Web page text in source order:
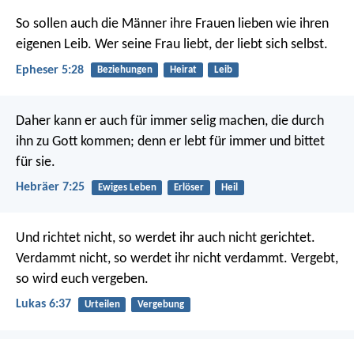
So sollen auch die Männer ihre Frauen lieben wie ihren
eigenen Leib. Wer seine Frau liebt, der liebt sich selbst.
Epheser 5:28 Beziehungen Heirat Leib
Daher kann er auch für immer selig machen, die durch
ihn zu Gott kommen; denn er lebt für immer und bittet
für sie.
Hebräer 7:25 Ewiges Leben Erlöser Heil
Und richtet nicht, so werdet ihr auch nicht gerichtet.
Verdammt nicht, so werdet ihr nicht verdammt. Vergebt,
so wird euch vergeben.
Lukas 6:37 Urteilen Vergebung